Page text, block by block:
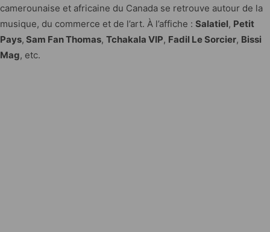
camerounaise et africaine du Canada se retrouve autour de la
musique, du commerce et de l’art. À l’affiche : Salatiel, Petit
Pays, Sam Fan Thomas, Tchakala VIP, Fadil Le Sorcier, Bissi
Mag, etc.